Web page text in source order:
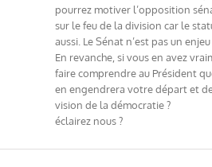
pourrez motiver l’opposition
sur le feu de la division car le
aussi. Le Sénat n’est pas un
En revanche, si vous en avez
faire comprendre au Président
en engendrera votre départ et
vision de la démocratie ?
éclairez nous ?